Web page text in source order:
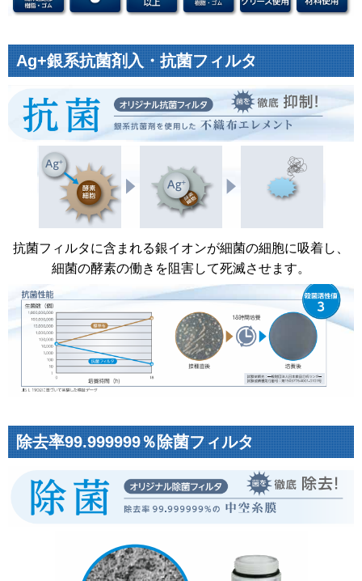
Ag+銀系抗菌剤入・抗菌フィルタ
抗菌フィルタに含まれる銀イオンが細菌の細胞に吸着し、
細菌の酵素の働きを阻害して死滅させます。
除去率99.999999％除菌フィルタ